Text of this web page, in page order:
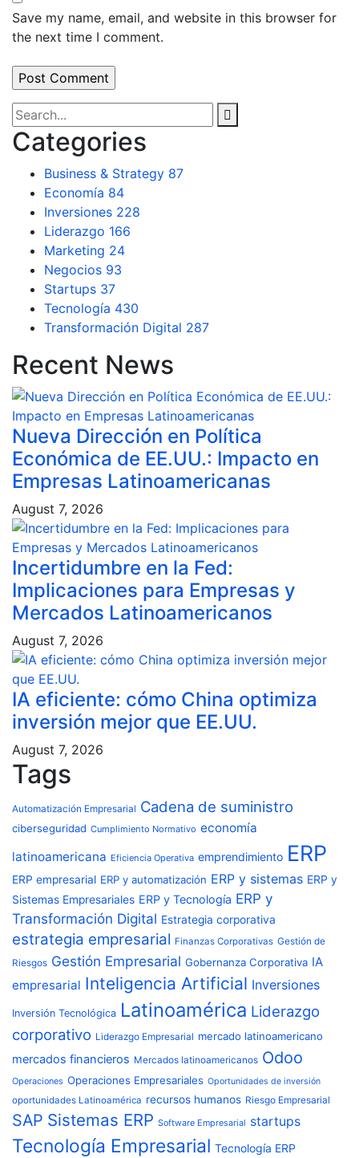
Save my name, email, and website in this browser for
the next time I comment.
Categories
Business & Strategy 87
Economía 84
Inversiones 228
Liderazgo 166
Marketing 24
Negocios 93
Startups 37
Tecnología 430
Transformación Digital 287
Recent News
Nueva Dirección en Política
Económica de EE.UU.: Impacto en
Empresas Latinoamericanas
August 7, 2026
Incertidumbre en la Fed:
Implicaciones para Empresas y
Mercados Latinoamericanos
August 7, 2026
IA eficiente: cómo China optimiza
inversión mejor que EE.UU.
August 7, 2026
Tags
Automatización Empresarial Cadena de suministro
ciberseguridad Cumplimiento Normativo economía
latinoamericana Eficiencia Operativa emprendimiento ERP
ERP empresarial ERP y automatización ERP y sistemas ERP y
Sistemas Empresariales ERP y Tecnología ERP y
Transformación Digital Estrategia corporativa
estrategia empresarial Finanzas Corporativas Gestión de
Riesgos Gestión Empresarial Gobernanza Corporativa IA
empresarial Inteligencia Artificial Inversiones
Inversión Tecnológica Latinoamérica Liderazgo
corporativo Liderazgo Empresarial mercado latinoamericano
mercados financieros Mercados latinoamericanos Odoo
Operaciones Operaciones Empresariales Oportunidades de inversión
oportunidades Latinoamérica recursos humanos Riesgo Empresarial
SAP Sistemas ERP Software Empresarial startups
Tecnología Empresarial Tecnología ERP